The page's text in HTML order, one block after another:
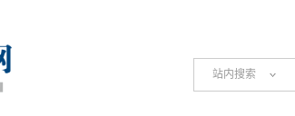
站内搜索